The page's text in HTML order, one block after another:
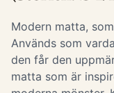
Modern matta,
Används som
den får den
matta som är